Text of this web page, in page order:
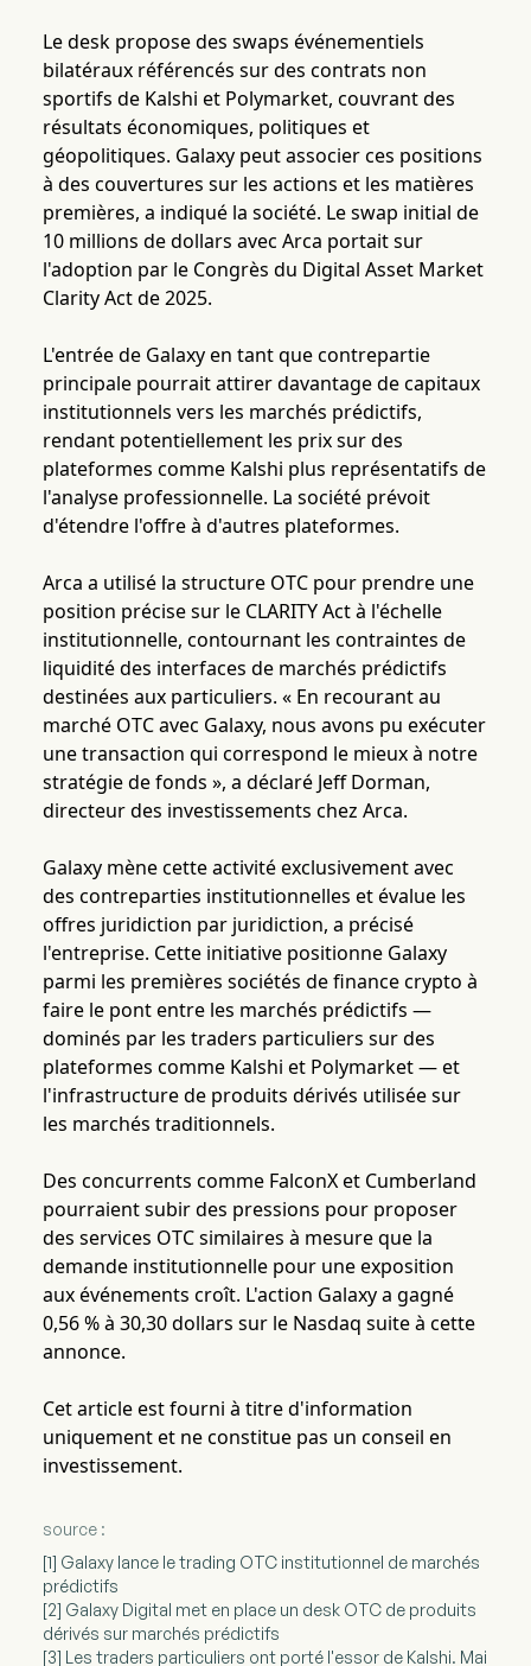
Le desk propose des swaps événementiels
bilatéraux référencés sur des contrats non
sportifs de Kalshi et Polymarket, couvrant des
résultats économiques, politiques et
géopolitiques. Galaxy peut associer ces positions
à des couvertures sur les actions et les matières
premières, a indiqué la société. Le swap initial de
10 millions de dollars avec Arca portait sur
l'adoption par le Congrès du Digital Asset Market
Clarity Act de 2025.
L'entrée de Galaxy en tant que contrepartie
principale pourrait attirer davantage de capitaux
institutionnels vers les marchés prédictifs,
rendant potentiellement les prix sur des
plateformes comme Kalshi plus représentatifs de
l'analyse professionnelle. La société prévoit
d'étendre l'offre à d'autres plateformes.
Arca a utilisé la structure OTC pour prendre une
position précise sur le CLARITY Act à l'échelle
institutionnelle, contournant les contraintes de
liquidité des interfaces de marchés prédictifs
destinées aux particuliers. « En recourant au
marché OTC avec Galaxy, nous avons pu exécuter
une transaction qui correspond le mieux à notre
stratégie de fonds », a déclaré Jeff Dorman,
directeur des investissements chez Arca.
Galaxy mène cette activité exclusivement avec
des contreparties institutionnelles et évalue les
offres juridiction par juridiction, a précisé
l'entreprise. Cette initiative positionne Galaxy
parmi les premières sociétés de finance crypto à
faire le pont entre les marchés prédictifs —
dominés par les traders particuliers sur des
plateformes comme Kalshi et Polymarket — et
l'infrastructure de produits dérivés utilisée sur
les marchés traditionnels.
Des concurrents comme FalconX et Cumberland
pourraient subir des pressions pour proposer
des services OTC similaires à mesure que la
demande institutionnelle pour une exposition
aux événements croît. L'action Galaxy a gagné
0,56 % à 30,30 dollars sur le Nasdaq suite à cette
annonce.
Cet article est fourni à titre d'information
uniquement et ne constitue pas un conseil en
investissement.
source :
[1] Galaxy lance le trading OTC institutionnel de marchés
prédictifs
[2] Galaxy Digital met en place un desk OTC de produits
dérivés sur marchés prédictifs
[3] Les traders particuliers ont porté l'essor de Kalshi. Mai